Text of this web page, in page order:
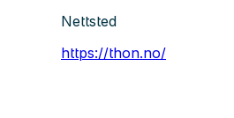
Nettsted
https://thon.no/